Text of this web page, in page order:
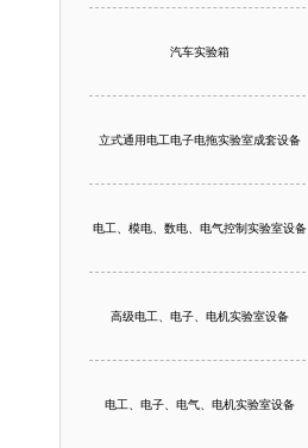
汽车实验箱
立式通用电工电子电拖实验室成套设备
电工、模电、数电、电气控制实验室设备
高级电工、电子、电机实验室设备
电工、电子、电气、电机实验室设备